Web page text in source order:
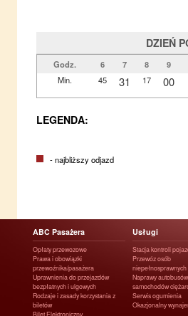
DZIEŃ
Godz. 6 7 8
9
Min.
45 31 17 00
LEGENDA:
- najbliższy odjazd
ABC Pasażera
Opłaty przewozowe
Prawa i obowiązki
przewoźnika/pasażera
Uprawnienia do przejazdów
bezpłatnych i ulgowych
Rodzaje i zasady korzystania z
biletów
Usługi
Stacja kontroli
Przewóz osób
niepełnosprawnych
Naprawy
samochodów
Serwis ogumienia
Okazjonalny